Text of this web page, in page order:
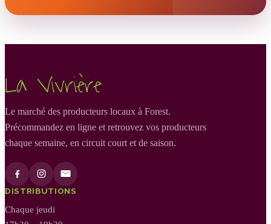
La Vivrière
Le marché des producteurs locaux à Forest.
Précommandez en ligne et retrouvez vos producteurs
chaque semaine, en circuit court et de saison.
DISTRIBUTIONS
Chaque jeudi